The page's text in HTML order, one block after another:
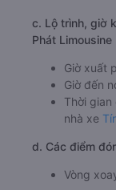
c. Lộ trình, giờ
Phát Limousine
Giờ xuất
Giờ đến
Thời gian
nhà xe
d. Các điểm
Vòng